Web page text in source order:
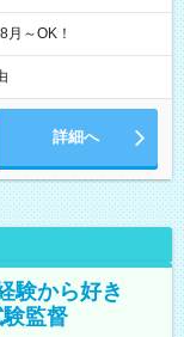
～OK！
詳細へ
験から好き
監督